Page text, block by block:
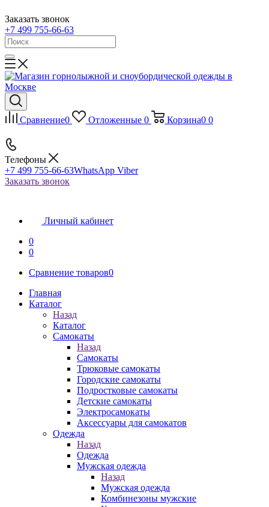
Заказать звонок
+7 499 755-66-63
Сравнение0 Отложенные 0 Корзина0 0
Телефоны
+7 499 755-66-63WhatsApp Viber
Заказать звонок
Личный кабинет
0
0
Сравнение товаров0
Главная
Каталог
Назад
Каталог
Самокаты
Назад
Самокаты
Трюковые самокаты
Городские самокаты
Подростковые самокаты
Детские самокаты
Электросамокаты
Аксессуары для самокатов
Одежда
Назад
Одежда
Мужская одежда
Назад
Мужская одежда
Комбинезоны мужские